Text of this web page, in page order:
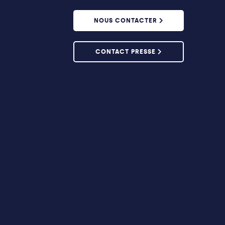
NOUS CONTACTER
CONTACT PRESSE